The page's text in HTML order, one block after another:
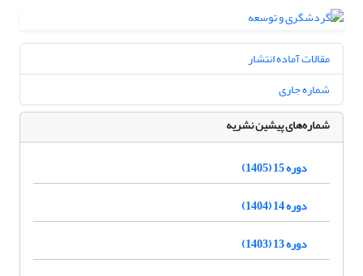
مقالات آماده انتشار
شماره جاری
شماره‌های پیشین نشریه
دوره 15 (1405)
دوره 14 (1404)
دوره 13 (1403)